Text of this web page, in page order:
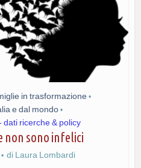
in trasformazione •
e dal mondo •
dati ricerche & policy
non sono infelici
di Laura Lombardi